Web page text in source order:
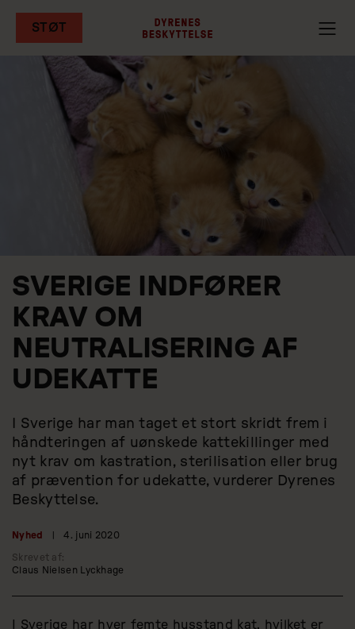
hovedindhold
STØT
SVERIGE INDFØRER
KRAV OM
NEUTRALISERING AF
UDEKATTE
I Sverige har man taget et stort skridt frem i
håndteringen af uønskede kattekillinger med
nyt krav om kastration, sterilisation eller brug
af prævention for udekatte, vurderer Dyrenes
Beskyttelse.
Nyhed 4. juni 2020
Skrevet af:
Claus Nielsen Lyckhage
I Sverige har hver femte husstand kat, hvilket er